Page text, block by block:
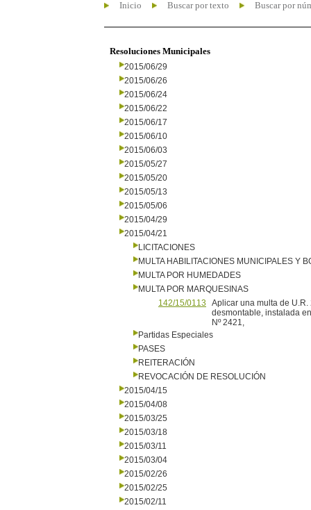
Inicio Buscar por texto Buscar por
Resoluciones Municipales
2015/06/29
2015/06/26
2015/06/24
2015/06/22
2015/06/17
2015/06/10
2015/06/03
2015/05/27
2015/05/20
2015/05/13
2015/05/06
2015/04/29
2015/04/21
LICITACIONES
MULTA HABILITACIONES MUNICIPALES Y
MULTA POR HUMEDADES
MULTA POR MARQUESINAS
142/15/0113
Aplicar una multa de
desmontable, instalada
Nº 2421,
Partidas Especiales
PASES
REITERACIÓN
REVOCACIÓN DE RESOLUCIÓN
2015/04/15
2015/04/08
2015/03/25
2015/03/18
2015/03/11
2015/03/04
2015/02/26
2015/02/25
2015/02/11